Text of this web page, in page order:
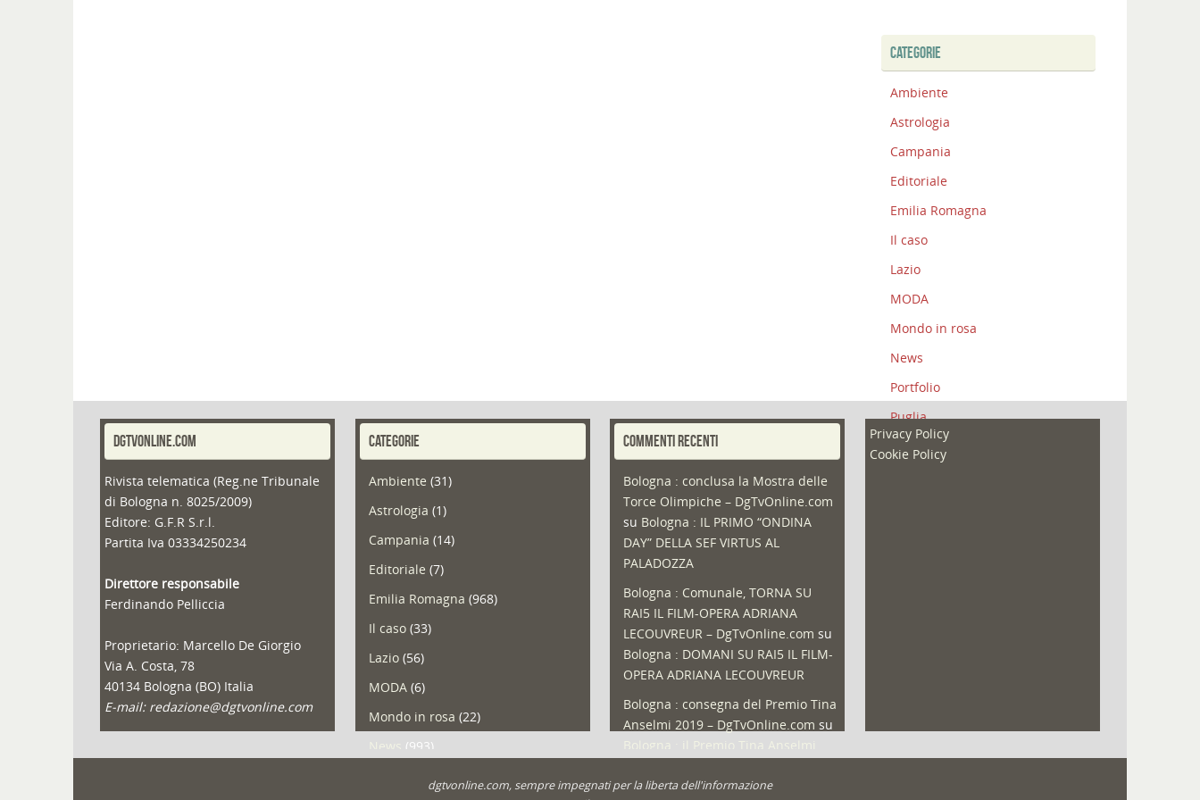
CATEGORIE
Ambiente
Astrologia
Campania
Editoriale
Emilia Romagna
Il caso
Lazio
MODA
Mondo in rosa
News
Portfolio
Puglia
Redazioni
DGTVONLINE.COM
Rivista telematica (Reg.ne Tribunale
di Bologna n. 8025/2009)
Editore: G.F.R S.r.l.
Partita Iva 03334250234
Direttore responsabile
Ferdinando Pelliccia
Proprietario: Marcello De Giorgio
Via A. Costa, 78
40134 Bologna (BO) Italia
E-mail: redazione@dgtvonline.com
CATEGORIE
Ambiente (31)
Astrologia (1)
Campania (14)
Editoriale (7)
Emilia Romagna (968)
Il caso(33)
Lazio(56)
MODA(6)
Mondo in rosa (22)
(993)
COMMENTI RECENTI
Bologna : conclusa la Mostra delle
Torce Olimpiche – DgTvOnline.com
su Bologna : IL PRIMO “ONDINA
DAY” DELLA SEF VIRTUS AL
PALADOZZA
Bologna : Comunale, TORNA SU
RAI5 IL FILM-OPERA ADRIANA
LECOUVREUR – DgTvOnline.com su
Bologna : DOMANI SU RAI5 IL FILM-
OPERA ADRIANA LECOUVREUR
Bologna : consegna del Premio Tina
Anselmi 2019 – DgTvOnline.com su
Privacy Policy
Cookie Policy
dgtvonline.com, sempre impegnati per la liberta dell'informazione